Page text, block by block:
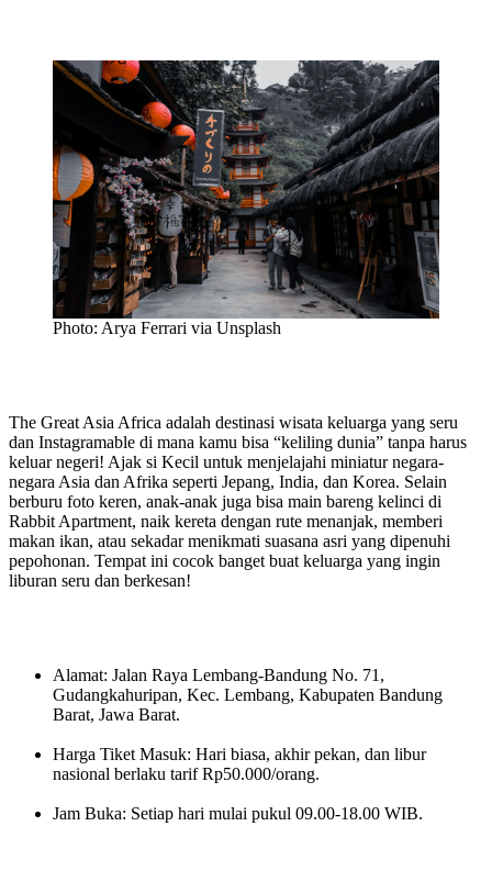
Photo: Arya Ferrari via Unsplash
The Great Asia Africa adalah destinasi wisata keluarga yang seru
dan Instagramable di mana kamu bisa “keliling dunia” tanpa harus
keluar negeri! Ajak si Kecil untuk menjelajahi miniatur negara-
negara Asia dan Afrika seperti Jepang, India, dan Korea. Selain
berburu foto keren, anak-anak juga bisa main bareng kelinci di
Rabbit Apartment, naik kereta dengan rute menanjak, memberi
makan ikan, atau sekadar menikmati suasana asri yang dipenuhi
pepohonan. Tempat ini cocok banget buat keluarga yang ingin
liburan seru dan berkesan!
Alamat: Jalan Raya Lembang-Bandung No. 71,
Gudangkahuripan, Kec. Lembang, Kabupaten Bandung
Barat, Jawa Barat.
Harga Tiket Masuk: Hari biasa, akhir pekan, dan libur
nasional berlaku tarif Rp50.000/orang.
Jam Buka: Setiap hari mulai pukul 09.00-18.00 WIB.